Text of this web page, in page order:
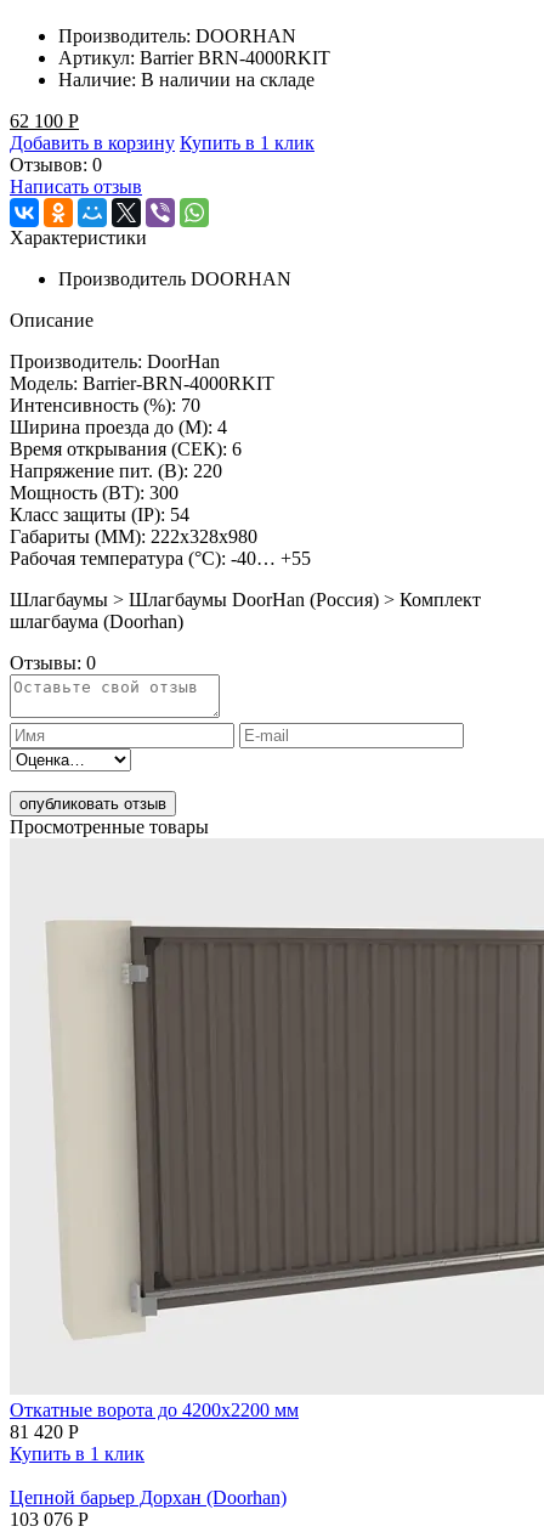
Производитель: DOORHAN
Артикул: Barrier BRN-4000RKIT
Наличие: В наличии на складе
62 100 Р
Добавить в корзину Купить в 1 клик
Отзывов: 0
Написать отзыв
Характеристики
Производитель DOORHAN
Описание
Производитель: DoorHan
Модель: Barrier-BRN-4000RKIT
Интенсивность (%): 70
Ширина проезда до (М): 4
Время открывания (СЕК): 6
Напряжение пит. (B): 220
Мощность (ВТ): 300
Класс защиты (IP): 54
Габариты (ММ): 222x328x980
Рабочая температура (°C): -40… +55
Шлагбаумы > Шлагбаумы DoorHan (Россия) > Комплект
шлагбаума (Doorhan)
Отзывы: 0
опубликовать отзыв
Просмотренные товары
Откатные ворота до 4200х2200 мм
81 420 Р
Купить в 1 клик
Цепной барьер Дорхан (Doorhan)
103 076 Р